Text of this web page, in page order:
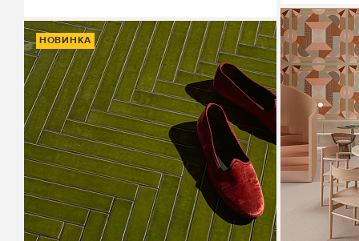
НОВИНКА